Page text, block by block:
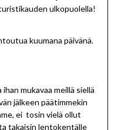
ulkopuolella!
kuumana päivänä.
mukavaa meillä siellä
jälkeen päätimmekin
ei tosin vielä ollut
takaisin lentokentälle